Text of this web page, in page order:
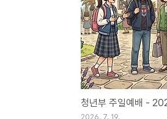
청년부 주일예배 -
2026. 7. 19.